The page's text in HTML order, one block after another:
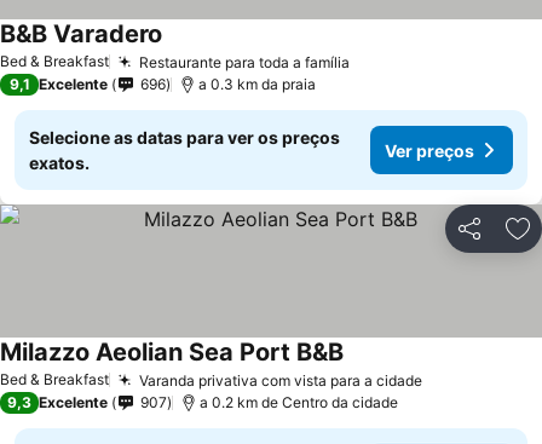
Bed & Breakfast Restaurante para toda a família
B&B Varadero
9,1 Excelente 696 a 0.3 km da praia
Selecione as datas para ver os preços
exatos.
Ver preços
Partilhar
Bed & Breakfast Varanda privativa com vista para a cidade
Milazzo Aeolian Sea Port B&B
9,3 Excelente 907 a 0.2 km de Centro da cidade